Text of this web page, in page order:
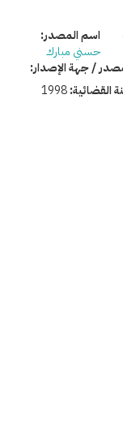
القضائية:1998
اسم المصدر:
حسني مبارك
/ جهة الإصدار: